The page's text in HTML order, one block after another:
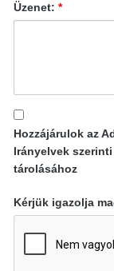
Üzenet: *
Hozzájárulok az
Irányelvek
tárolásához
Kérjük igazolja